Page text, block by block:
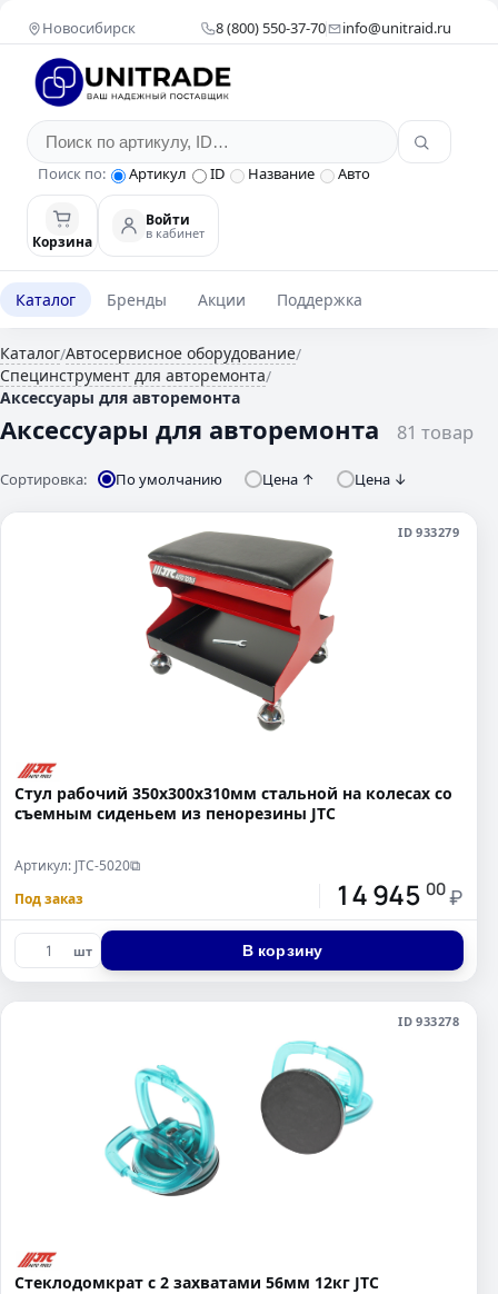
Новосибирск 8 (800) 550-37-70 info@unitraid.ru
Поиск по: Артикул ID Название Авто
Корзина
Войти
в кабинет
Каталог Бренды Акции Поддержка
Каталог/Автосервисное оборудование/
Специнструмент для авторемонта/
Аксессуары для авторемонта
Аксессуары для авторемонта 81 товар
Сортировка: По умолчанию Цена ↑ Цена ↓
ID 933279
Стул рабочий 350х300х310мм стальной на колесах со
съемным сиденьем из пенорезины JTC
Артикул: JTC-5020⧉
Под заказ 14 945 00 ₽
шт В корзину
ID 933278
Стеклодомкрат с 2 захватами 56мм 12кг JTC